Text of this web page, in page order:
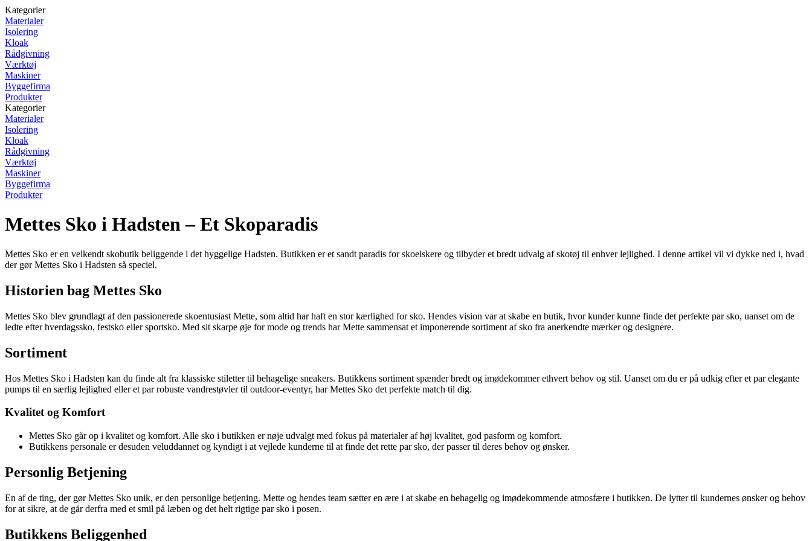
Kategorier
Materialer
Isolering
Kloak
Rådgivning
Værktøj
Maskiner
Byggefirma
Produkter
Kategorier
Materialer
Isolering
Kloak
Rådgivning
Værktøj
Maskiner
Byggefirma
Produkter
Mettes Sko i Hadsten – Et Skoparadis
Mettes Sko er en velkendt skobutik beliggende i det hyggelige Hadsten. Butikken er et sandt paradis for skoelskere og tilbyder et bredt udvalg af skotøj til enhver lejlighed. I denne artikel vil vi dykke ned i, hvad
der gør Mettes Sko i Hadsten så speciel.
Historien bag Mettes Sko
Mettes Sko blev grundlagt af den passionerede skoentusiast Mette, som altid har haft en stor kærlighed for sko. Hendes vision var at skabe en butik, hvor kunder kunne finde det perfekte par sko, uanset om de
ledte efter hverdagssko, festsko eller sportsko. Med sit skarpe øje for mode og trends har Mette sammensat et imponerende sortiment af sko fra anerkendte mærker og designere.
Sortiment
Hos Mettes Sko i Hadsten kan du finde alt fra klassiske stiletter til behagelige sneakers. Butikkens sortiment spænder bredt og imødekommer ethvert behov og stil. Uanset om du er på udkig efter et par elegante
pumps til en særlig lejlighed eller et par robuste vandrestøvler til outdoor-eventyr, har Mettes Sko det perfekte match til dig.
Kvalitet og Komfort
Mettes Sko går op i kvalitet og komfort. Alle sko i butikken er nøje udvalgt med fokus på materialer af høj kvalitet, god pasform og komfort.
Butikkens personale er desuden veluddannet og kyndigt i at vejlede kunderne til at finde det rette par sko, der passer til deres behov og ønsker.
Personlig Betjening
En af de ting, der gør Mettes Sko unik, er den personlige betjening. Mette og hendes team sætter en ære i at skabe en behagelig og imødekommende atmosfære i butikken. De lytter til kundernes ønsker og behov
for at sikre, at de går derfra med et smil på læben og det helt rigtige par sko i posen.
Butikkens Beliggenhed